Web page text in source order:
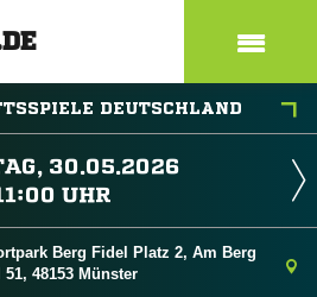
DEUTSCHLAND


Berg Fidel Platz 2, Am Berg
51, 48153 Münster